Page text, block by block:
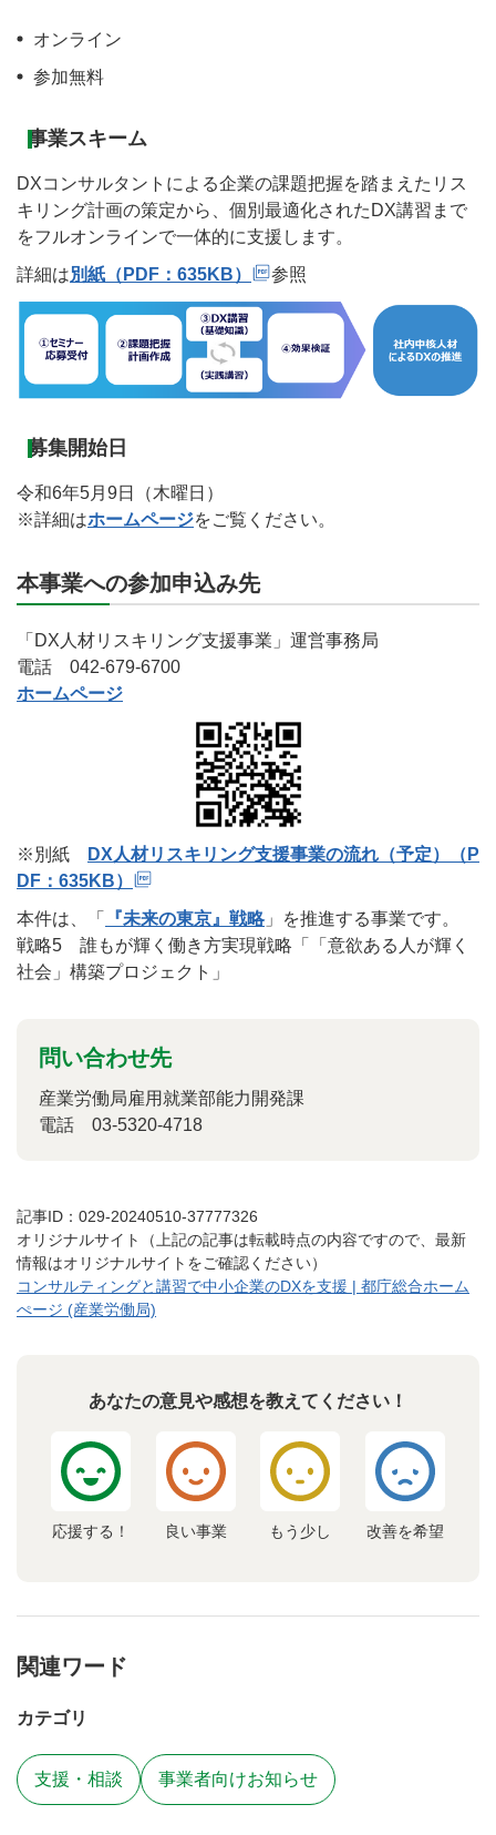
オンライン
参加無料
事業スキーム
DXコンサルタントによる企業の課題把握を踏まえたリス
キリング計画の策定から、個別最適化されたDX講習まで
をフルオンラインで一体的に支援します。
詳細は別紙（PDF：635KB） 参照
募集開始日
令和6年5月9日（木曜日）
※詳細はホームページをご覧ください。
本事業への参加申込み先
「DX人材リスキリング支援事業」運営事務局
電話 042-679-6700
ホームページ
※別紙
DX人材リスキリング支援事業の流れ（予定）（P
DF：635KB）
本件は、「
『未来の東京』戦略」を推進する事業です。
戦略5 誰もが輝く働き方実現戦略「「意欲ある人が輝く
社会」構築プロジェクト」
問い合わせ先
産業労働局雇用就業部能力開発課
電話 03-5320-4718
記事ID：029-20240510-37777326
オリジナルサイト（上記の記事は転載時点の内容ですので、最新
情報はオリジナルサイトをご確認ください）
コンサルティングと講習で中小企業のDXを支援 | 都庁総合ホーム
ぺージ (産業労働局)
あなたの意見や感想を教えてください！
応援する！ 良い事業 もう少し 改善を希望
関連ワード
カテゴリ
支援・相談 事業者向けお知らせ